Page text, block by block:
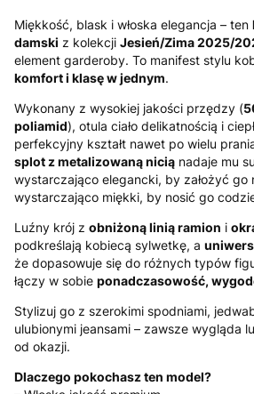
Miękkość, blask i włoska elegancja – ten
damski z kolekcji Jesień/Zima 2025/
element garderoby. To manifest stylu
komfort i klasę w jednym.
Wykonany z wysokiej jakości przędzy (
poliamid), otula ciało delikatnością i
perfekcyjny kształt nawet po wielu
splot z metalizowaną nicią nadaje mu
wystarczająco elegancki, by założyć go
wystarczająco miękki, by nosić go
Luźny krój z obniżoną linią ramion i
podkreślają kobiecą sylwetkę, a
że dopasowuje się do różnych typów
łączy w sobie ponadczasowość,
Stylizuj go z szerokimi spodniami,
ulubionymi jeansami – zawsze wygląda
od okazji.
Dlaczego pokochasz ten model?